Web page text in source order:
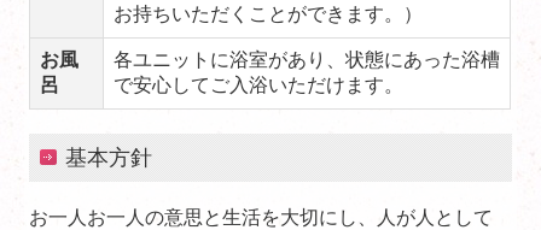
お持ちいただくことができます。
）
お風
呂
各ユニットに浴室があり、状態にあった浴槽
で安心してご入浴いただけます。
基本方針
お一人お一人の意思と生活を大切にし、人が人として